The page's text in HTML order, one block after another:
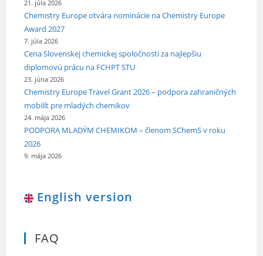
21. júla 2026
Chemistry Europe otvára nominácie na Chemistry Europe
Award 2027
7. júla 2026
Cena Slovenskej chemickej spoločnosti za najlepšiu
diplomovú prácu na FCHPT STU
23. júna 2026
Chemistry Europe Travel Grant 2026 – podpora zahraničných
mobilít pre mladých chemikov
24. mája 2026
PODPORA MLADÝM CHEMIKOM – členom SChemS v roku
2026
9. mája 2026
English version
FAQ